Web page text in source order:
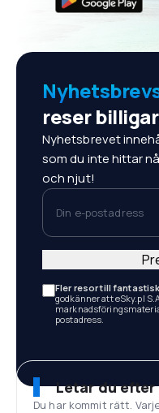
reser
Nyhetsbrevet
som du inte hittar
och njut!
Din e-postadress
Fler resor till
godkänner att eSky.pl
postadress.
Letar du
Du har kommit rätt.